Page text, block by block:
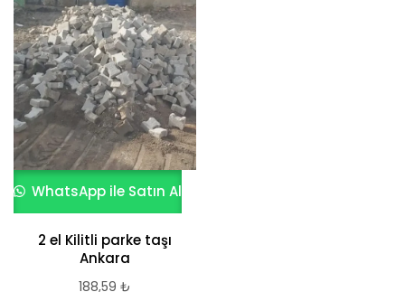
WhatsApp ile Satın Al
2 el Kilitli parke taşı
Ankara
188,59 ₺